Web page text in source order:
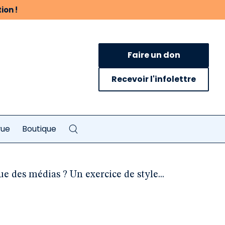
!
Faire un don
Recevoir l'infolettre
Boutique
des médias ? Un exercice de style...